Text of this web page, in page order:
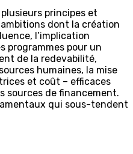
plusieurs principes et
dont la création
l’implication
programmes pour un
de la redevabilité,
humaines, la mise
et coût – efficaces
sources de financement.
qui sous-tendent